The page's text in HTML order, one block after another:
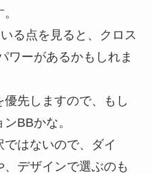
る点を見ると、クロス
ワーがあるかもしれま
先しますので、もし
BBかな。
はないので、ダイ
デザインで選ぶのも